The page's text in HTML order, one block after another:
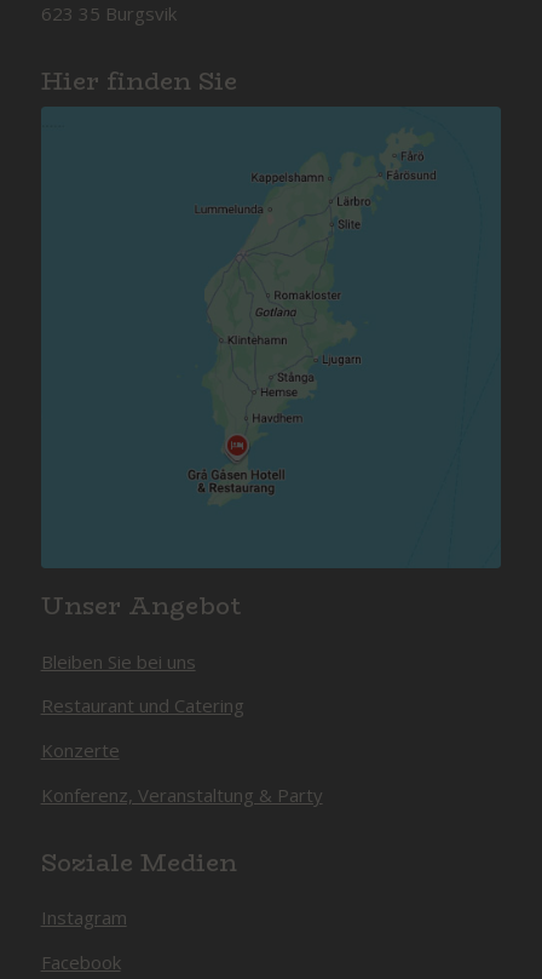
623 35 Burgsvik
Hier finden Sie
Unser Angebot
Bleiben Sie bei uns
Restaurant und Catering
Konzerte
Konferenz, Veranstaltung & Party
Soziale Medien
Instagram
Facebook